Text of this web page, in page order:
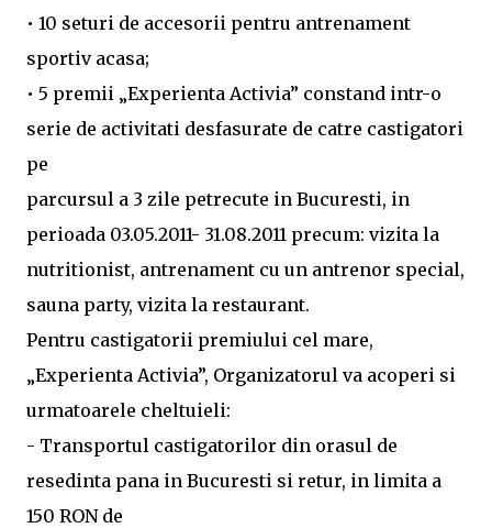
• 10 seturi de accesorii pentru antrenament
sportiv acasa;
• 5 premii „Experienta Activia” constand intr-o
serie de activitati desfasurate de catre castigatori
pe
parcursul a 3 zile petrecute in Bucuresti, in
perioada 03.05.2011- 31.08.2011 precum: vizita la
nutritionist, antrenament cu un antrenor special,
sauna party, vizita la restaurant.
Pentru castigatorii premiului cel mare,
„Experienta Activia”, Organizatorul va acoperi si
urmatoarele cheltuieli:
- Transportul castigatorilor din orasul de
resedinta pana in Bucuresti si retur, in limita a
150 RON de